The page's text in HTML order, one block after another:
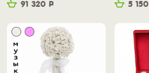
91 320 Р 5 150